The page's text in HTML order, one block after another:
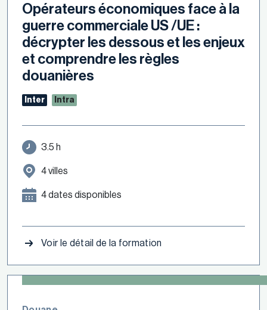
Opérateurs économiques face à la
guerre commerciale US /UE :
décrypter les dessous et les enjeux
et comprendre les règles
douanières
Inter Intra
3.5 h
4 villes
4 dates disponibles
Voir le détail de la formation